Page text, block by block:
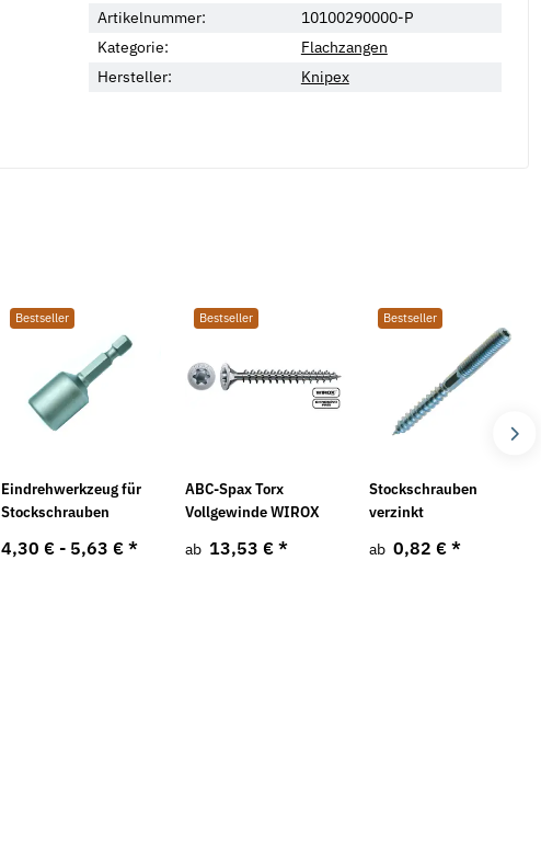
Artikelnummer:
10100290000-P
Kategorie:
Flachzangen
Hersteller:
Knipex
Bestseller
Eindrehwerkzeug für
Stockschrauben
4,30 € - 5,63 €*
Bestseller
ABC-Spax Torx
Vollgewinde WIROX
ab 13,53 € *
Bestseller
Stockschrauben
verzinkt
ab 0,82 € *